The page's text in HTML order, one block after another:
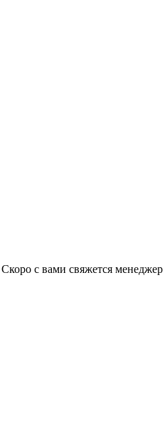
Скоро с вами свяжется менеджер